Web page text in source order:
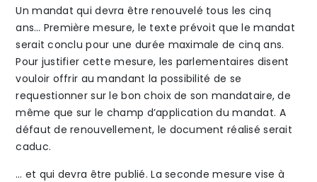
Talents / Contact
Linkedin
Un mandat qui devra être renouvelé tous les cinq
ans… Première mesure, le texte prévoit que le mandat
serait conclu pour une durée maximale de cinq ans.
Pour justifier cette mesure, les parlementaires disent
vouloir offrir au mandant la possibilité de se
requestionner sur le bon choix de son mandataire, de
même que sur le champ d’application du mandat. A
défaut de renouvellement, le document réalisé serait
caduc.
… et qui devra être publié. La seconde mesure vise à